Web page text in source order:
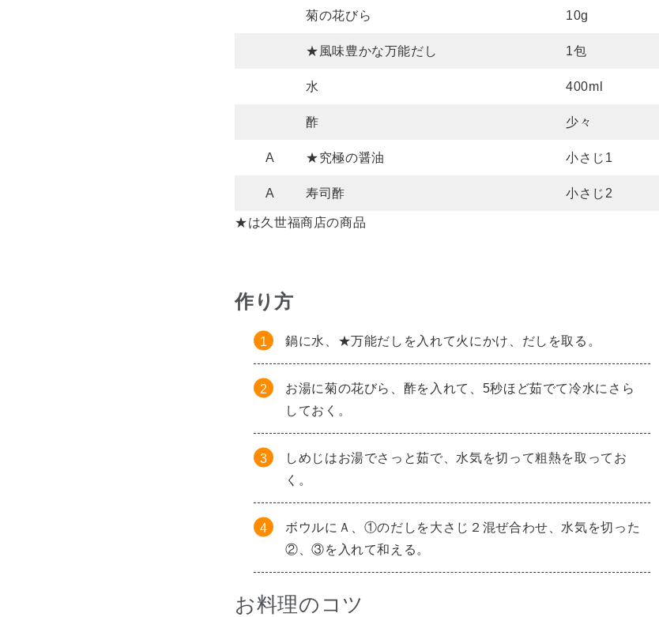
菊の花びら 10g
★風味豊かな万能だし 1包
水 400ml
酢 少々
A ★究極の醤油 小さじ1
A 寿司酢 小さじ2
★は久世福商店の商品
作り方
鍋に水、★万能だしを入れて火にかけ、だしを取る。
お湯に菊の花びら、酢を入れて、5秒ほど茹でて冷水にさら
しておく。
しめじはお湯でさっと茹で、水気を切って粗熱を取ってお
く。
ボウルにＡ、①のだしを大さじ２混ぜ合わせ、水気を切った
②、③を入れて和える。
お料理のコツ